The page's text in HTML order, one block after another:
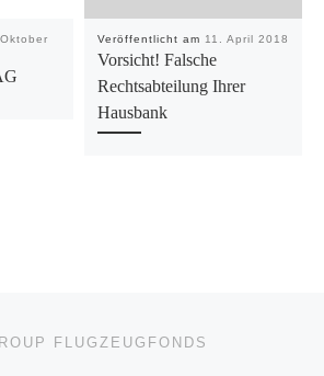
Veröffentlicht am 11. April 2018
Vorsicht! Falsche
Rechtsabteilung Ihrer
Hausbank
FLUGZEUGFONDS